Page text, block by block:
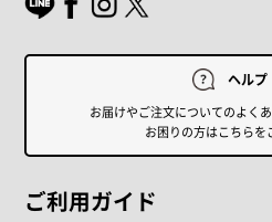
ヘルプ
お届けやご注文についてのよく
お困りの方はこちらを
ご利用ガイド